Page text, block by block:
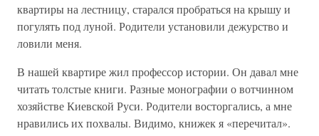
квартиры на лестницу, старался пробраться на крышу и
погулять под луной. Родители установили дежурство и
ловили меня.
В нашей квартире жил профессор истории. Он давал мне
читать толстые книги. Разные монографии о вотчинном
хозяйстве Киевской Руси. Родители восторгались, а мне
нравились их похвалы. Видимо, книжек я «перечитал».